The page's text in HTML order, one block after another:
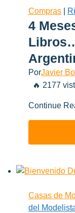
Compras
4
PorJavier
🔥 2177
Continue
Casas de
del